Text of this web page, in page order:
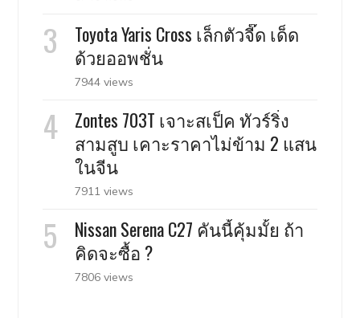
Toyota Yaris Cross เล็กตัวจี๊ด เด็ด
ด้วยออพชั่น
7944 views
Zontes 703T เจาะสเป็ค ทัวร์ริ่ง
สามสูบ เคาะราคาไม่ข้าม 2 แสน
ในจีน
7911 views
Nissan Serena C27 คันนี้คุ้มมั้ย ถ้า
คิดจะซื้อ ?
7806 views